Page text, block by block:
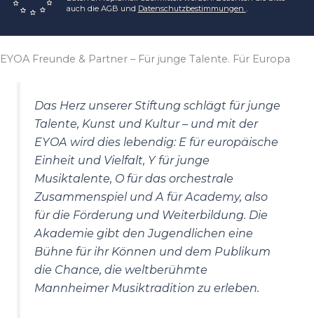
auch die AGB und Datenschutzbestimmungen
EYOA Freunde & Partner – Für junge Talente. Für Europa
Das Herz unserer Stiftung schlägt für junge
Talente, Kunst und Kultur – und mit der
EYOA wird dies lebendig: E für europäische
Einheit und Vielfalt, Y für junge
Musiktalente, O für das orchestrale
Zusammenspiel und A für Academy, also
für die Förderung und Weiterbildung. Die
Akademie gibt den Jugendlichen eine
Bühne für ihr Können und dem Publikum
die Chance, die weltberühmte
Mannheimer Musiktradition zu erleben.